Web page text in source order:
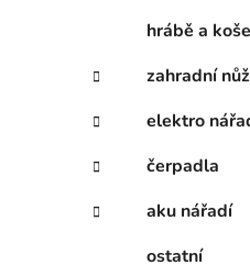
hrábě a koše
zahradní
elektro
čerpadla
aku nářadí
ostatní